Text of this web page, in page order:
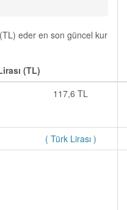
eder en son güncel kur
(TL)
117,6 TL
( Türk Lirası )